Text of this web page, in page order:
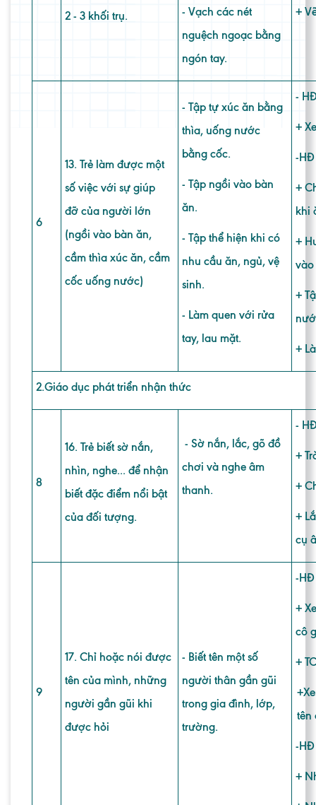
2 - 3 khối trụ.
- Vạch các nét
nguệch ngoạc bằng
ngón tay.
+
6
13. Trẻ làm được một
số việc với sự giúp
đỡ của người lớn
(ngồi vào bàn ăn,
cầm thìa xúc ăn, cầm
cốc uống nước)
- Tập tự xúc ăn bằng
thìa, uống nước
bằng cốc.
- Tập ngồi vào bàn
ăn.
- Tập thể hiện khi có
nhu cầu ăn, ngủ, vệ
sinh.
- Làm quen với rửa
tay, lau mặt.
-
+
-HĐ
+
khi
+
+
+
2.Giáo dục phát triển nhận thức
8
16. Trẻ biết sờ nắn,
nhìn, nghe... để nhận
biết đặc điểm nổi bật
của đối tượng.
- Sờ nắn, lắc, gõ đồ
chơi và nghe âm
thanh.
-
+
+
+
cụ
9
17. Chỉ hoặc nói được
tên của mình, những
người gần gũi khi
được hỏi
- Biết tên một số
người thân gần gũi
trong gia đình, lớp,
trường.
-
+
cô
+
tên
-
+